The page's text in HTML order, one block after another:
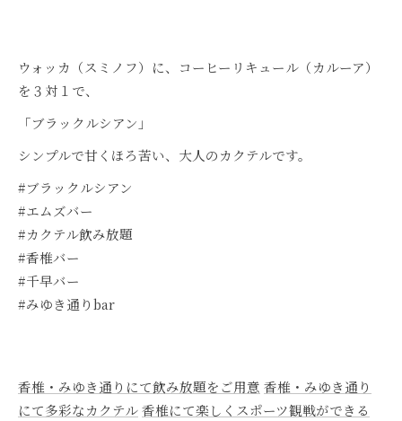
ウォッカ（スミノフ）に、コーヒーリキュール（カルーア）
を３対１で、
「ブラックルシアン」
シンプルで甘くほろ苦い、大人のカクテルです。
#ブラックルシアン
#エムズバー
#カクテル飲み放題
#香椎バー
#千早バー
#みゆき通りbar
香椎・みゆき通りにて飲み放題をご用意 香椎・みゆき通り
にて多彩なカクテル香椎にて楽しくスポーツ観戦ができる